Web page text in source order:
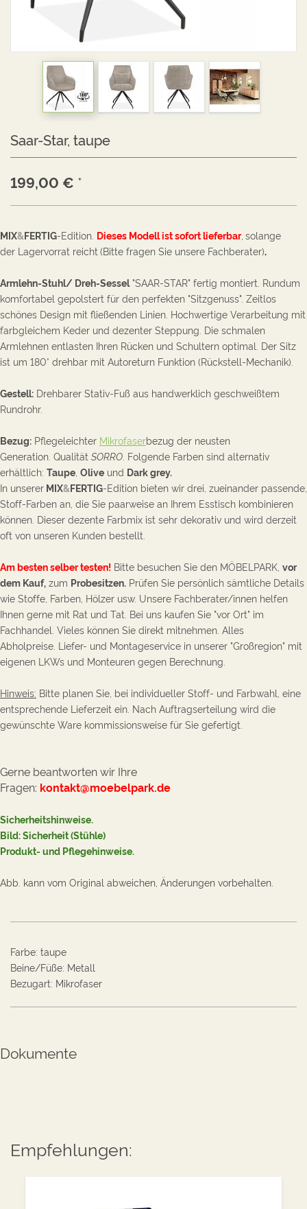
Saar-Star, taupe
199,00 € *
MIX&FERTIG-Edition. Dieses Modell ist sofort lieferbar, solange
der Lagervorrat reicht (Bitte fragen Sie unsere Fachberater).
Armlehn-Stuhl/ Dreh-Sessel"SAAR-STAR" fertig montiert. Rundum
komfortabel gepolstert für den perfekten "Sitzgenuss". Zeitlos
schönes Design mit fließenden Linien. Hochwertige Verarbeitung mit
farbgleichem Keder und dezenter Steppung. Die schmalen
Armlehnen entlasten Ihren Rücken und Schultern optimal. Der Sitz
ist um 180° drehbar mit Autoreturn Funktion (Rückstell-Mechanik).
Gestell: Drehbarer Stativ-Fuß aus handwerklich geschweißtem
Rundrohr.
Bezug: Pflegeleichter Mikrofaserbezug der neusten
Generation. Qualität SORRO . Folgende Farben sind alternativ
erhältlich: Taupe Olive und Dark grey.
In unserer MIX&FERTIG-Edition bieten wir drei, zueinander passende,
Stoff-Farben an, die Sie paarweise an Ihrem Esstisch kombinieren
können. Dieser dezente Farbmix ist sehr dekorativ und wird derzeit
oft von unseren Kunden bestellt.
Am besten selber testen! Bitte besuchen Sie den MÖBELPARK, vor
dem Kauf, zum Probesitzen. Prüfen Sie persönlich sämtliche Details
wie Stoffe, Farben, Hölzer usw. Unsere Fachberater/innen helfen
Ihnen gerne mit Rat und Tat. Bei uns kaufen Sie "vor Ort" im
Fachhandel. Vieles können Sie direkt mitnehmen. Alles
Abholpreise. Liefer- und Montageservice in unserer "Großregion" mit
eigenen LKWs und Monteuren gegen Berechnung.
Hinweis: Bitte planen Sie, bei individueller Stoff- und Farbwahl, eine
entsprechende Lieferzeit ein. Nach Auftragserteilung wird die
gewünschte Ware kommissionsweise für Sie gefertigt.
Gerne beantworten wir Ihre
Fragen: kontakt@moebelpark.de
Sicherheitshinweise.
Bild: Sicherheit (Stühle)
Produkt- und Pflegehinweise.
Abb. kann vom Original abweichen, Änderungen vorbehalten.
Farbe: taupe
Beine/Füße: Metall
Bezugart: Mikrofaser
Dokumente
Empfehlungen: